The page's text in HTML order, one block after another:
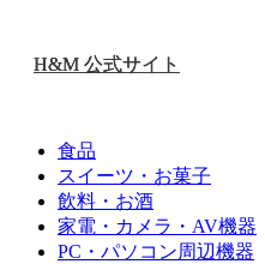
H&M 公式サイト
食品
スイーツ・お菓子
飲料・お酒
家電・カメラ・AV機器
PC・パソコン周辺機器